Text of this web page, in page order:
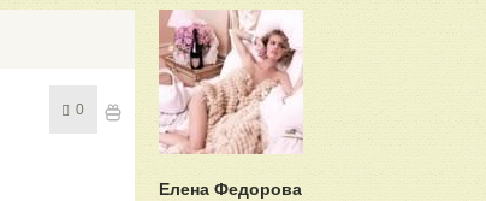
0
Елена Федорова